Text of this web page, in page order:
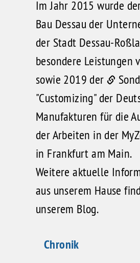
Im Jahr 2015 wurde
Bau Dessau der
der Stadt Dessau-
besondere Leistungen
sowie 2019 der
"Customizing" der
Manufakturen für die
der Arbeiten in der
in Frankfurt am Main.
Weitere aktuelle
aus unserem Hause
unserem Blog.
Chronik